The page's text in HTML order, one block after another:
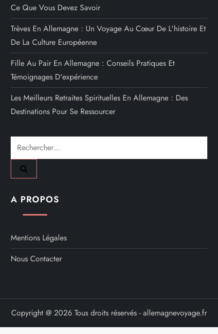
Ce Que Vous Devez Savoir
Trèves En Allemagne : Un Voyage Au Cœur De L'histoire Et
De La Culture Européenne
Fille Au Pair En Allemagne : Conseils Pratiques Et
Témoignages D'expérience
Les Meilleurs Retraites Spirituelles En Allemagne : Des
Destinations Pour Se Ressourcer
Rechercher :
A PROPOS
Mentions Légales
Nous Contacter
Copyright @ 2026 Tous droits réservés - allemagnevoyage.fr